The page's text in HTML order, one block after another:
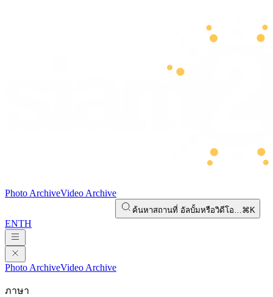
Photo ArchiveVideo Archive
ค้นหาสถานที่ อัลบั้มหรือวิดีโอ…⌘K
ENTH
Photo ArchiveVideo Archive
ภาษา